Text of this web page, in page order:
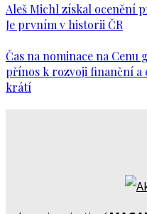
Aleš Michl získal ocenění
Je prvním v historii ČR
Čas na nominace na
přínos k rozvoji finanční a
krátí